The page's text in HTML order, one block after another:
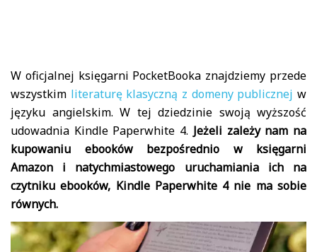
W oficjalnej księgarni PocketBooka znajdziemy przede
wszystkim literaturę klasyczną z domeny publicznej w
języku angielskim. W tej dziedzinie swoją wyższość
udowadnia Kindle Paperwhite 4. Jeżeli zależy nam na
kupowaniu ebooków bezpośrednio w księgarni
Amazon i natychmiastowego uruchamiania ich na
czytniku ebooków, Kindle Paperwhite 4 nie ma sobie
równych.